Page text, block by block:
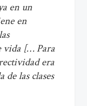
en un
en
vida [… Para
era
de las clases